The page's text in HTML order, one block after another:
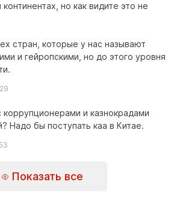
но как видите это не
стран, которые у нас называют
и гейропскими, но до этого уровня
коррупционерами и казнокрадами
Надо бы поступать каа в Китае.
Показать все